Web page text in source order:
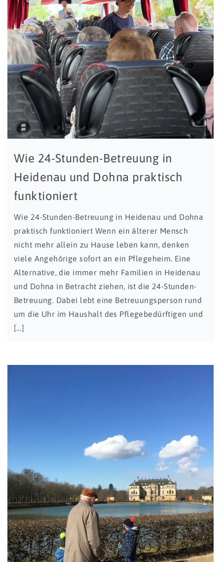
Wie 24-Stunden-Betreuung in
Heidenau und Dohna praktisch
funktioniert
Wie 24-Stunden-Betreuung in Heidenau und Dohna
praktisch funktioniert Wenn ein älterer Mensch
nicht mehr allein zu Hause leben kann, denken
viele Angehörige sofort an ein Pflegeheim. Eine
Alternative, die immer mehr Familien in Heidenau
und Dohna in Betracht ziehen, ist die 24-Stunden-
Betreuung. Dabei lebt eine Betreuungsperson rund
um die Uhr im Haushalt des Pflegebedürftigen und
[…]